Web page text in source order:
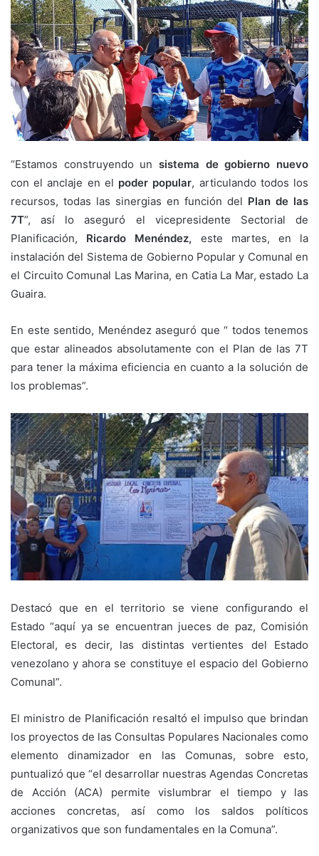
“Estamos construyendo un sistema de gobierno nuevo
con el anclaje en el poder popular, articulando todos los
recursos, todas las sinergias en función del Plan de las
7T”, así lo aseguró el vicepresidente Sectorial de
Planificación, Ricardo Menéndez, este martes, en la
instalación del Sistema de Gobierno Popular y Comunal en
el Circuito Comunal Las Marina, en Catia La Mar, estado La
Guaira.
En este sentido, Menéndez aseguró que “ todos tenemos
que estar alineados absolutamente con el Plan de las 7T
para tener la máxima eficiencia en cuanto a la solución de
los problemas”.
Destacó que en el territorio se viene configurando el
Estado “aquí ya se encuentran jueces de paz, Comisión
Electoral, es decir, las distintas vertientes del Estado
venezolano y ahora se constituye el espacio del Gobierno
Comunal”.
El ministro de Planificación resaltó el impulso que brindan
los proyectos de las Consultas Populares Nacionales como
elemento dinamizador en las Comunas, sobre esto,
puntualizó que “el desarrollar nuestras Agendas Concretas
de Acción (ACA) permite vislumbrar el tiempo y las
acciones concretas, así como los saldos políticos
organizativos que son fundamentales en la Comuna”.